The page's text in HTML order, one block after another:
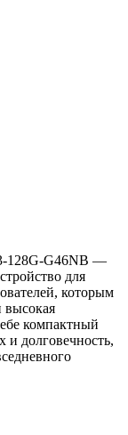
128G-G46NB —
для
которым
высокая
компактный
и долговечность,